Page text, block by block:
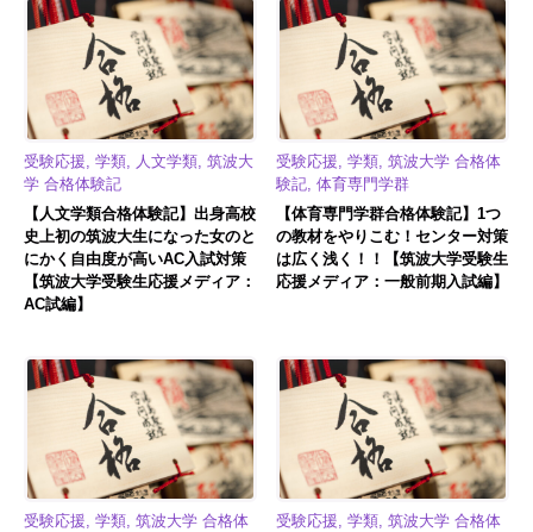
受験応援, 学類, 人文学類, 筑波大
学 合格体験記
【人文学類合格体験記】出身高校
史上初の筑波大生になった女のと
にかく自由度が高いAC入試対策
【筑波大学受験生応援メディア：
AC試編】
受験応援, 学類, 筑波大学 合格体
験記, 体育専門学群
【体育専門学群合格体験記】1つ
の教材をやりこむ！センター対策
は広く浅く！！【筑波大学受験生
応援メディア：一般前期入試編】
受験応援, 学類, 筑波大学 合格体
受験応援, 学類, 筑波大学 合格体